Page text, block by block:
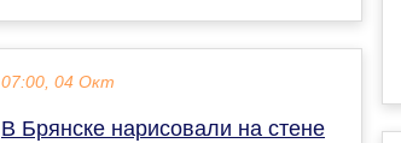
07:00, 04 Окт
В Брянске нарисовали на стене